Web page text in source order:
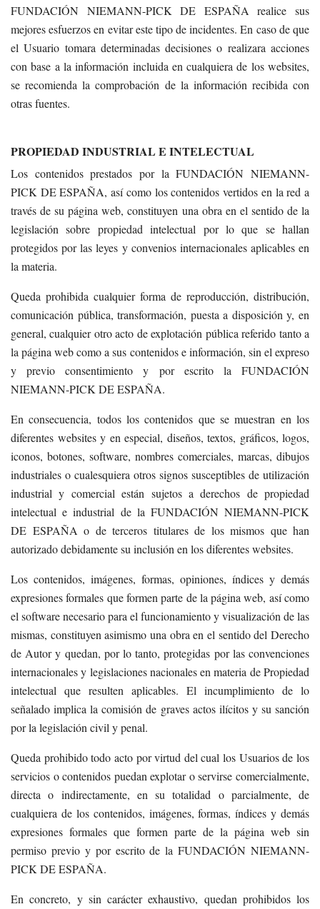
FUNDACIÓN NIEMANN-PICK DE ESPAÑA realice sus
mejores esfuerzos en evitar este tipo de incidentes. En caso de que
el Usuario tomara determinadas decisiones o realizara acciones
con base a la información incluida en cualquiera de los websites,
se recomienda la comprobación de la información recibida con
otras fuentes.
PROPIEDAD INDUSTRIAL E INTELECTUAL
Los contenidos prestados por la FUNDACIÓN NIEMANN-
PICK DE ESPAÑA, así como los contenidos vertidos en la red a
través de su página web, constituyen una obra en el sentido de la
legislación sobre propiedad intelectual por lo que se hallan
protegidos por las leyes y convenios internacionales aplicables en
la materia.
Queda prohibida cualquier forma de reproducción, distribución,
comunicación pública, transformación, puesta a disposición y, en
general, cualquier otro acto de explotación pública referido tanto a
la página web como a sus contenidos e información, sin el expreso
y previo consentimiento y por escrito la FUNDACIÓN
NIEMANN-PICK DE ESPAÑA.
En consecuencia, todos los contenidos que se muestran en los
diferentes websites y en especial, diseños, textos, gráficos, logos,
iconos, botones, software, nombres comerciales, marcas, dibujos
industriales o cualesquiera otros signos susceptibles de utilización
industrial y comercial están sujetos a derechos de propiedad
intelectual e industrial de la FUNDACIÓN NIEMANN-PICK
DE ESPAÑA o de terceros titulares de los mismos que han
autorizado debidamente su inclusión en los diferentes websites.
Los contenidos, imágenes, formas, opiniones, índices y demás
expresiones formales que formen parte de la página web, así como
el software necesario para el funcionamiento y visualización de las
mismas, constituyen asimismo una obra en el sentido del Derecho
de Autor y quedan, por lo tanto, protegidas por las convenciones
internacionales y legislaciones nacionales en materia de Propiedad
intelectual que resulten aplicables. El incumplimiento de lo
señalado implica la comisión de graves actos ilícitos y su sanción
por la legislación civil y penal.
Queda prohibido todo acto por virtud del cual los Usuarios de los
servicios o contenidos puedan explotar o servirse comercialmente,
directa o indirectamente, en su totalidad o parcialmente, de
cualquiera de los contenidos, imágenes, formas, índices y demás
expresiones formales que formen parte de la página web sin
permiso previo y por escrito de la FUNDACIÓN NIEMANN-
PICK DE ESPAÑA.
En concreto, y sin carácter exhaustivo, quedan prohibidos los